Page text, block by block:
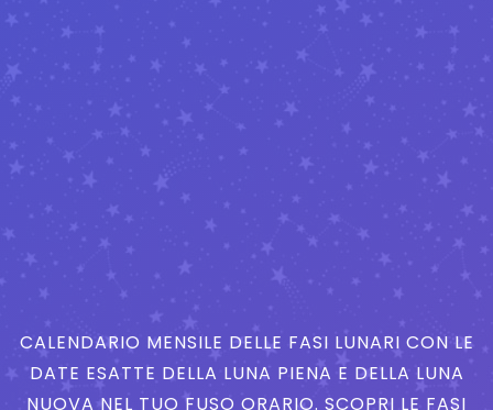
CALENDARIO MENSILE DELLE FASI LUNARI CON LE
DATE ESATTE DELLA LUNA PIENA E DELLA LUNA
NUOVA NEL TUO FUSO ORARIO. SCOPRI LE FASI